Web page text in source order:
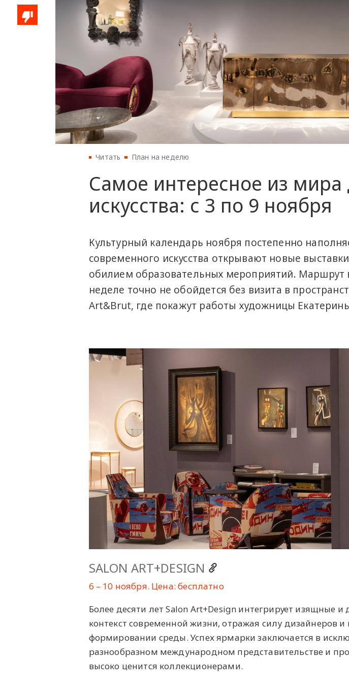
Читать План на неделю
Самое интересное из мира
искусства: с 3 по 9 ноября
Культурный календарь ноября постепенно
современного искусства открывают новые
обилием образовательных мероприятий. Маршрут
неделе точно не обойдется без визита в
Art&Brut, где покажут работы художницы
SALON ART+DESIGN
6 – 10 ноября. Цена: бесплатно
Более десяти лет Salon Art+Design интегрирует изящные и
контекст современной жизни, отражая силу дизайнеров и
формировании среды. Успех ярмарки заключается в
разнообразном международном представительстве и
высоко ценится коллекционерами.